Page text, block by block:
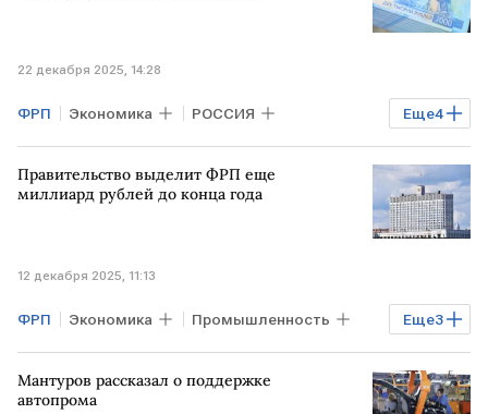
22 декабря 2025, 14:28
Еще4
ФРП Экономика РОССИЯ
Промышленность РФ
Антон Алиханов Минпромторг
Правительство выделит ФРП еще
миллиард рублей до конца года
12 декабря 2025, 11:13
Еще3
ФРП Экономика Промышленность
РОССИЯ РФ Михаил Мишустин
Мантуров рассказал о поддержке
автопрома